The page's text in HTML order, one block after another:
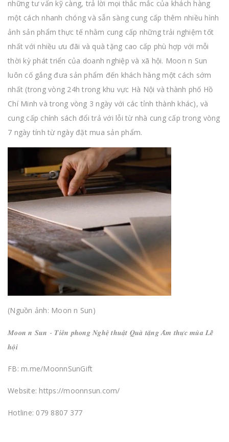
những tư vấn kỹ càng, trả lời mọi thắc mắc của khách hàng
một cách nhanh chóng và sẵn sàng cung cấp thêm nhiều hình
ảnh sản phẩm thực tế nhằm cung cấp những trải nghiệm tốt
nhất với nhiều ưu đãi và quà tặng cao cấp phù hợp với mỗi
thời kỳ phát triển của doanh nghiệp và xã hội. Moon n Sun
luôn cố gắng đưa sản phẩm đến khách hàng một cách sớm
nhất (trong vòng 24h trong khu vực Hà Nội và thành phố Hồ
Chí Minh và trong vòng 3 ngày với các tỉnh thành khác), và
cung cấp chính sách đổi trả với lỗi từ nhà cung cấp trong vòng
7 ngày tính từ ngày đặt mua sản phẩm.
(Nguồn ảnh: Moon n Sun)
𝑴𝒐𝒐𝒏 𝒏 𝑺𝒖𝒏 - 𝑻𝒊𝒆̂𝒏 𝒑𝒉𝒐𝒏𝒈 𝑵𝒈𝒉𝒆̣̂ 𝒕𝒉𝒖𝒂̣̂𝒕 𝑸𝒖𝒂̀ 𝒕𝒂̣̆𝒏𝒈 𝑨̂̉𝒎 𝒕𝒉𝒖̛̣𝒄 𝒎𝒖̀𝒂 𝑳𝒆̂̃
𝒉𝒐̣̂𝒊
FB: m.me/MoonnSunGift
Website: https://moonnsun.com/
Hotline: 079 8807 377